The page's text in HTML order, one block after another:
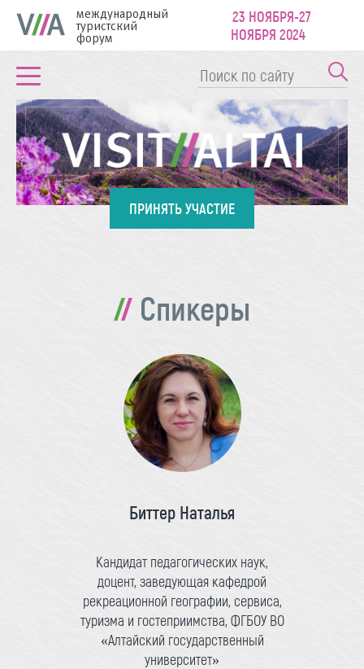
международный
туристский
форум
23 НОЯБРЯ-27
НОЯБРЯ 2024
ПРИНЯТЬ УЧАСТИЕ
Спикеры
Биттер Наталья
Кандидат педагогических наук,
доцент, заведующая кафедрой
рекреационной географии, сервиса,
туризма и гостеприимства, ФГБОУ ВО
«Алтайский государственный
университет»